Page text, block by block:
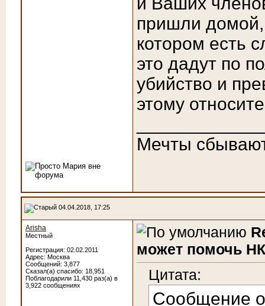
пришли домой,
котором есть
это дадут по
убийство и
этому
Мечты
04.04.2018, 17:25
Arisha
Местный
Регистрация: 02.02.2011
Адрес: Москва
Сообщений: 3,877
Сказал(а) спасибо: 18,951
Поблагодарили 11,430 раз(а) в
3,922 сообщениях
может помочь
Цитата:
Сообщение